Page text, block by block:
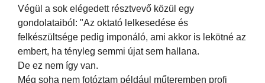
Végül a sok elégedett résztvevő közül egy
gondolataiból: "Az oktató lelkesedése és
felkészültsége pedig imponáló, ami akkor is lekötné az
embert, ha tényleg semmi újat sem hallana.
De ez nem így van.
Még soha nem fotóztam például műteremben profi